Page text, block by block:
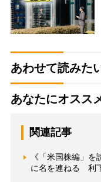
あわせて読みた
あなたにオスス
関連記事
《「米国株編」
に名を連ねる 利